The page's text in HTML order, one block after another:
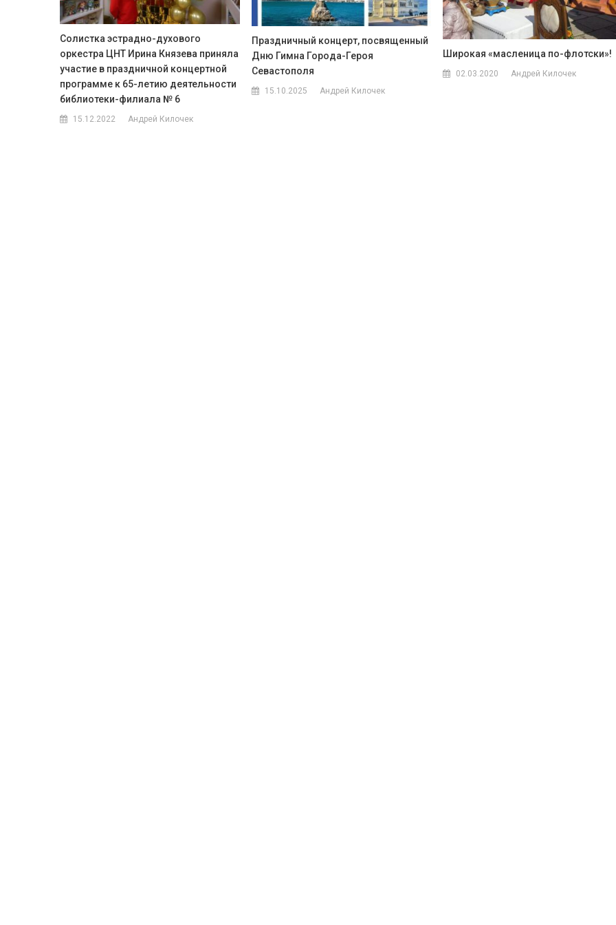
Солистка эстрадно-духового
оркестра ЦНТ Ирина Князева приняла
участие в праздничной концертной
программе к 65-летию деятельности
библиотеки-филиала № 6
15.12.2022 Андрей Килочек
Праздничный концерт, посвященный
Дню Гимна Города-Героя
Севастополя
15.10.2025 Андрей Килочек
Широкая «масленица по-флотски»!
02.03.2020 Андрей Килочек